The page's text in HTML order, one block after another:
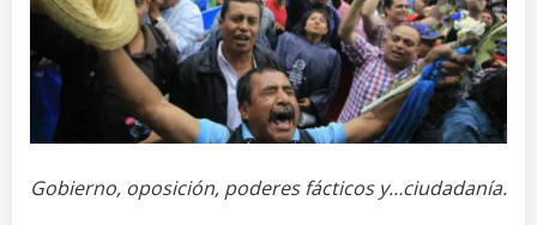
Gobierno, oposición, poderes fácticos y…ciudadanía.